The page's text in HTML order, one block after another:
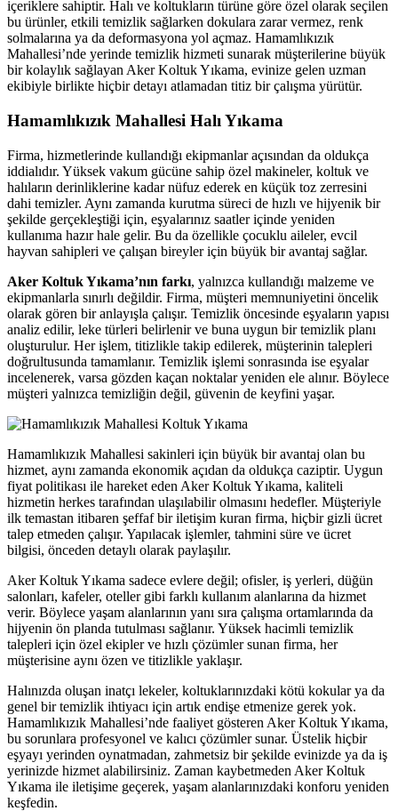
Panel
Panel
panel
panel
giriş
giris
giris
money link shortener
Forum
escort
giriş
içeriklere sahiptir. Halı ve koltukların türüne göre özel olarak seçilen
bu ürünler, etkili temizlik sağlarken dokulara zarar vermez, renk
solmalarına ya da deformasyona yol açmaz. Hamamlıkızık
Mahallesi’nde yerinde temizlik hizmeti sunarak müşterilerine büyük
bir kolaylık sağlayan Aker Koltuk Yıkama, evinize gelen uzman
ekibiyle birlikte hiçbir detayı atlamadan titiz bir çalışma yürütür.
Hamamlıkızık Mahallesi Halı Yıkama
Firma, hizmetlerinde kullandığı ekipmanlar açısından da oldukça
iddialıdır. Yüksek vakum gücüne sahip özel makineler, koltuk ve
halıların derinliklerine kadar nüfuz ederek en küçük toz zerresini
dahi temizler. Aynı zamanda kurutma süreci de hızlı ve hijyenik bir
şekilde gerçekleştiği için, eşyalarınız saatler içinde yeniden
kullanıma hazır hale gelir. Bu da özellikle çocuklu aileler, evcil
hayvan sahipleri ve çalışan bireyler için büyük bir avantaj sağlar.
Aker Koltuk Yıkama’nın farkı, yalnızca kullandığı malzeme ve
ekipmanlarla sınırlı değildir. Firma, müşteri memnuniyetini öncelik
olarak gören bir anlayışla çalışır. Temizlik öncesinde eşyaların yapısı
analiz edilir, leke türleri belirlenir ve buna uygun bir temizlik planı
oluşturulur. Her işlem, titizlikle takip edilerek, müşterinin talepleri
doğrultusunda tamamlanır. Temizlik işlemi sonrasında ise eşyalar
incelenerek, varsa gözden kaçan noktalar yeniden ele alınır. Böylece
müşteri yalnızca temizliğin değil, güvenin de keyfini yaşar.
Hamamlıkızık Mahallesi sakinleri için büyük bir avantaj olan bu
hizmet, aynı zamanda ekonomik açıdan da oldukça caziptir. Uygun
fiyat politikası ile hareket eden Aker Koltuk Yıkama, kaliteli
hizmetin herkes tarafından ulaşılabilir olmasını hedefler. Müşteriyle
ilk temastan itibaren şeffaf bir iletişim kuran firma, hiçbir gizli ücret
talep etmeden çalışır. Yapılacak işlemler, tahmini süre ve ücret
bilgisi, önceden detaylı olarak paylaşılır.
Aker Koltuk Yıkama sadece evlere değil; ofisler, iş yerleri, düğün
salonları, kafeler, oteller gibi farklı kullanım alanlarına da hizmet
verir. Böylece yaşam alanlarının yanı sıra çalışma ortamlarında da
hijyenin ön planda tutulması sağlanır. Yüksek hacimli temizlik
talepleri için özel ekipler ve hızlı çözümler sunan firma, her
müşterisine aynı özen ve titizlikle yaklaşır.
Halınızda oluşan inatçı lekeler, koltuklarınızdaki kötü kokular ya da
genel bir temizlik ihtiyacı için artık endişe etmenize gerek yok.
Hamamlıkızık Mahallesi’nde faaliyet gösteren Aker Koltuk Yıkama,
bu sorunlara profesyonel ve kalıcı çözümler sunar. Üstelik hiçbir
eşyayı yerinden oynatmadan, zahmetsiz bir şekilde evinizde ya da iş
yerinizde hizmet alabilirsiniz. Zaman kaybetmeden Aker Koltuk
Yıkama ile iletişime geçerek, yaşam alanlarınızdaki konforu yeniden
keşfedin.